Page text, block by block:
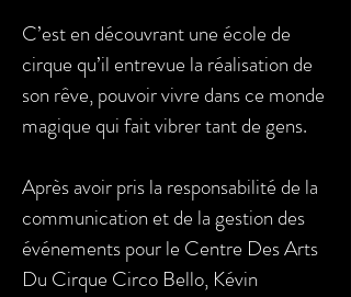
C’est en découvrant une école de
cirque qu’il entrevue la réalisation de
son rêve, pouvoir vivre dans ce monde
magique qui fait vibrer tant de gens.
Après avoir pris la responsabilité de la
communication et de la gestion des
événements pour le Centre Des Arts
Du Cirque Circo Bello, Kévin